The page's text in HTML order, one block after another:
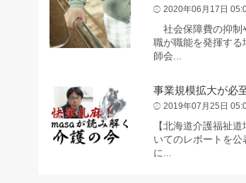
2020年06月17日
社会保障費の抑制
職が職能を発揮す
師会...
事業規模拡大が必
2019年07月25日
【北海道介護福祉
いてのレポートを
に...